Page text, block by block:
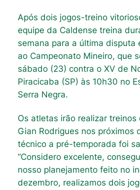
Após dois jogos-treino
equipe da Caldense treina
semana para a última disputa
ao Campeonato Mineiro, que
sábado (23) contra o XV de
Piracicaba (SP) às 10h30 no
Serra Negra.
Os atletas irão realizar treinos
Gian Rodrigues nos próximos
técnico a pré-temporada foi
“Considero excelente,
nosso planejamento feito no
dezembro, realizamos dois